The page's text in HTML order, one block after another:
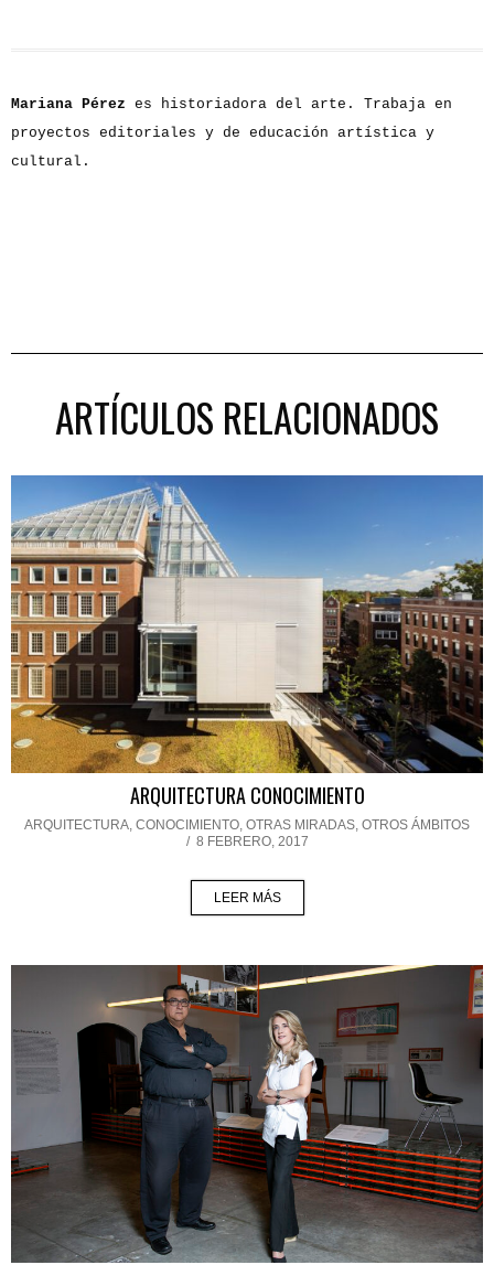
Mariana Pérez es historiadora del arte. Trabaja en
proyectos editoriales y de educación artística y
cultural.
ARTÍCULOS RELACIONADOS
ARQUITECTURA CONOCIMIENTO
ARQUITECTURA, CONOCIMIENTO, OTRAS MIRADAS, OTROS ÁMBITOS
/ 8 FEBRERO, 2017
LEER MÁS